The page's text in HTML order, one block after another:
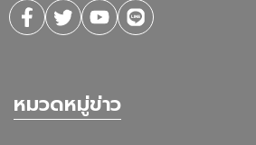
หมวดหมู่ข่าว